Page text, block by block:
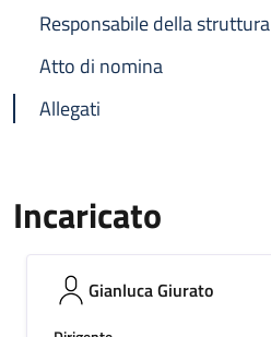
Responsabile della struttura
Atto di nomina
Allegati
Incaricato
Gianluca Giurato